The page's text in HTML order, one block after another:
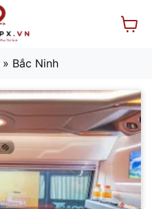
» Bắc Ninh